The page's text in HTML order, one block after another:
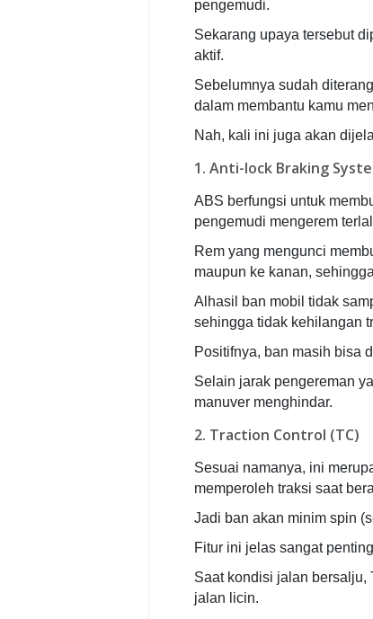
pengemudi.
Sekarang upaya tersebut
aktif.
Sebelumnya sudah
dalam membantu kamu
Nah, kali ini juga akan
1. Anti-lock Braking
ABS berfungsi untuk
pengemudi mengerem
Rem yang mengunci
maupun ke kanan,
Alhasil ban mobil tidak
sehingga tidak kehilangan
Positifnya, ban masih bisa
Selain jarak pengereman
manuver menghindar.
2. Traction Control (TC)
Sesuai namanya, ini
memperoleh traksi saat
Jadi ban akan minim spin
Fitur ini jelas sangat
Saat kondisi jalan bersalju,
jalan licin.